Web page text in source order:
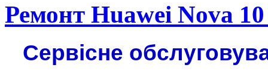
Ремонт Huawei Nova
Сервісне